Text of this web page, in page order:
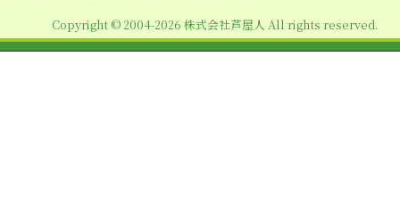
ン
Copyright © 2004-2026 株式会社芦屋人 All rights reserved.